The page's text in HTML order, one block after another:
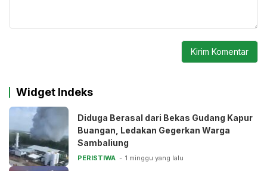
Widget Indeks
Diduga Berasal dari Bekas Gudang Kapur
Buangan, Ledakan Gegerkan Warga
Sambaliung
PERISTIWA 1 minggu yang lalu